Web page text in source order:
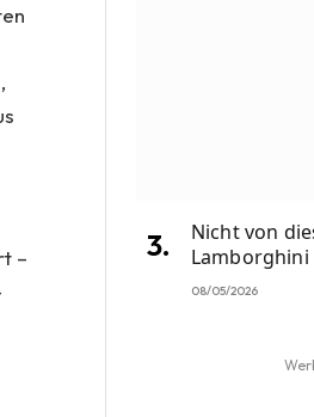
–
Nicht von
Lamborghini
08/05/2026